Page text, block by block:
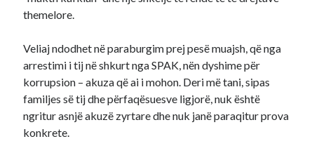
themelore.
Veliaj ndodhet në paraburgim prej pesë muajsh, që nga
arrestimi i tij në shkurt nga SPAK, nën dyshime për
korrupsion – akuza që ai i mohon. Deri më tani, sipas
familjes së tij dhe përfaqësuesve ligjorë, nuk është
ngritur asnjë akuzë zyrtare dhe nuk janë paraqitur prova
konkrete.